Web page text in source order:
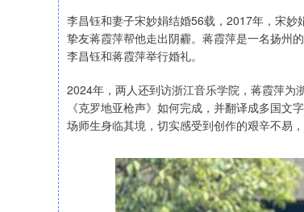
李昌钰和妻子宋妙娟结婚56载，2017年，宋
挚友蒋霞萍帮他走出阴霾。蒋霞萍是一名扬州
李昌钰和蒋霞萍举行婚礼。
2024年，两人还到访浙江音乐学院，蒋霞萍
《克罗地亚枪声》如何完成，并翻译成多国
场师生身临其境，切实感受到创作的艰辛不易